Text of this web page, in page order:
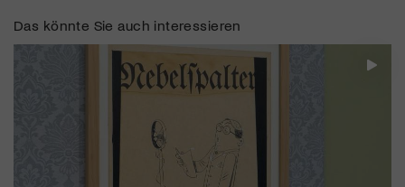
Das könnte Sie auch interessieren